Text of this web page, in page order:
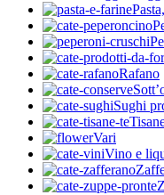
Rafano
Sughi
Vari
Vino e